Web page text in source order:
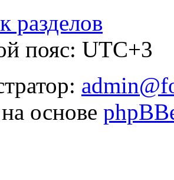
разделов
пояс: UTC+3
основе